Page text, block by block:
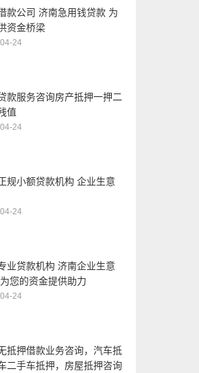
款公司 济南急用钱贷款 为
资金桥梁
24
款服务咨询房产抵押一押二
值
24
规小额贷款机构 企业生意
24
业贷款机构 济南企业生意
您的资金提供助力
24
抵押借款业务咨询，汽车抵
二手车抵押，房屋抵押咨询